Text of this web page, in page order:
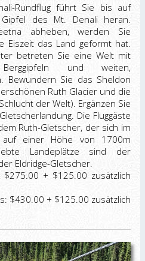
Rundflug führt Sie bis auf
des Mt. Denali heran.
abheben, werden Sie
Eiszeit das Land geformt hat.
betreten Sie eine Welt mit
und weiten,
Bewundern Sie das Sheldon
Ruth Glacier und die
der Welt). Ergänzen Sie
Die Fluggäste
Ruth-Gletscher, der sich im
auf einer Höhe von 1700m
Landeplätze sind der
Eldridge-Gletscher.
+ $125.00 zusätzlich
$430.00 + $125.00 zusätzlich